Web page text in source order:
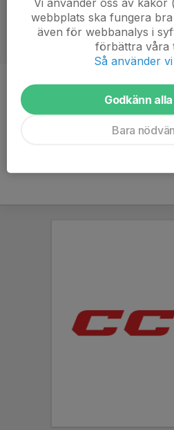
Titel
Ålder
41 år
webbplats ska fungera
även för webbanalys i
förbättra våra
Så använder
Godkänn
Bara